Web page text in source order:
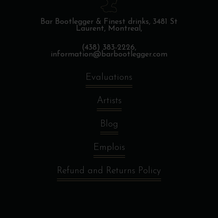
Bar Bootlegger & Finest drinks, 3481 St
Laurent, Montreal,
(438) 383-2226,
information@barbootlegger.com
Evaluations
Artists
Blog
Emplois
Refund and Returns Policy